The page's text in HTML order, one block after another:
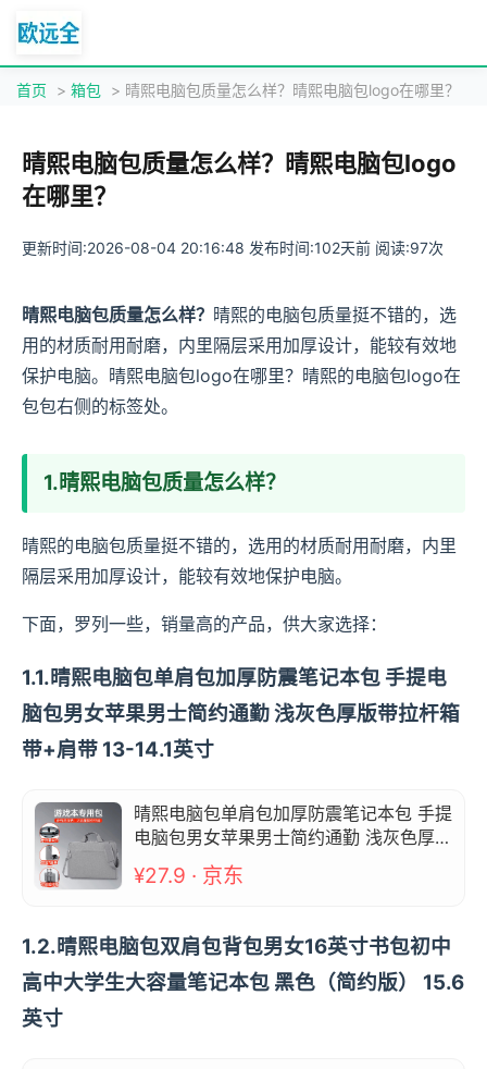
首页 > 箱包 > 晴熙电脑包质量怎么样？晴熙电脑包logo在哪里？
晴熙电脑包质量怎么样？晴熙电脑包logo
在哪里？
更新时间:2026-08-04 20:16:48 发布时间:102天前 阅读:97次
晴熙电脑包质量怎么样？ 晴熙的电脑包质量挺不错的，选
用的材质耐用耐磨，内里隔层采用加厚设计，能较有效地
保护电脑。晴熙电脑包logo在哪里？晴熙的电脑包logo在
包包右侧的标签处。
1.晴熙电脑包质量怎么样？
晴熙的电脑包质量挺不错的，选用的材质耐用耐磨，内里
隔层采用加厚设计，能较有效地保护电脑。
下面，罗列一些，销量高的产品，供大家选择：
1.1.晴熙电脑包单肩包加厚防震笔记本包 手提电
脑包男女苹果男士简约通勤 浅灰色厚版带拉杆箱
带+肩带 13-14.1英寸
晴熙电脑包单肩包加厚防震笔记本包 手提
电脑包男女苹果男士简约通勤 浅灰色厚版
带拉杆箱带+肩带 13-14.1英寸
¥27.9 · 京东
1.2.晴熙电脑包双肩包背包男女16英寸书包初中
高中大学生大容量笔记本包 黑色（简约版） 15.6
英寸